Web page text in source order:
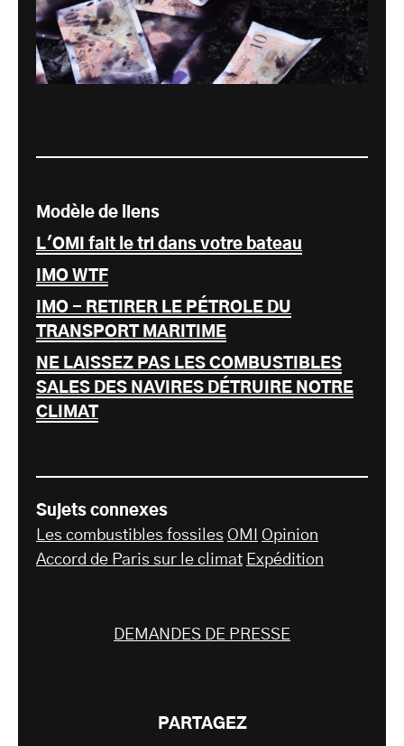
Modèle de liens
L'OMI fait le tri dans votre bateau
IMO WTF
IMO - RETIRER LE PÉTROLE DU
TRANSPORT MARITIME
NE LAISSEZ PAS LES COMBUSTIBLES
SALES DES NAVIRES DÉTRUIRE NOTRE
CLIMAT
Sujets connexes
Les combustibles fossiles OMI
Opinion
Accord de Paris sur le climat Expédition
DEMANDES DE PRESSE
PARTAGEZ